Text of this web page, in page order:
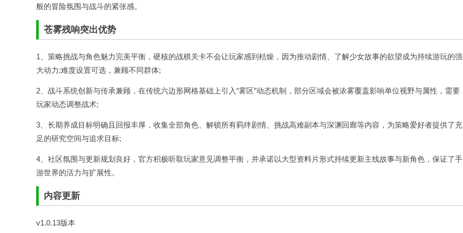
般的冒险氛围与战斗的紧张感。
苍雾残响突出优势
1、策略挑战与角色魅力完美平衡，硬核的战棋关卡不会让玩家感到枯燥，因为推动剧情、了解少女故事的欲望成为持续游玩的强
大动力;难度设置可选，兼顾不同群体;
2、战斗系统创新与传承兼顾，在传统六边形网格基础上引入“雾区”动态机制，部分区域会被浓雾覆盖影响单位视野与属性，需要
玩家动态调整战术;
3、长期养成目标明确且回报丰厚，收集全部角色、解锁所有羁绊剧情、挑战高难副本与深渊回廊等内容，为策略爱好者提供了充
足的研究空间与追求目标;
4、社区氛围与更新规划良好，官方积极听取玩家意见调整平衡，并承诺以大型资料片形式持续更新主线故事与新角色，保证了手
游世界的活力与扩展性。
内容更新
v1.0.13版本